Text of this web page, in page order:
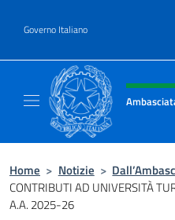
Governo Italiano
Intestazione
Home > Notizie >
CONTRIBUTI AD UNIVERSITÀ
A.A. 2025-26